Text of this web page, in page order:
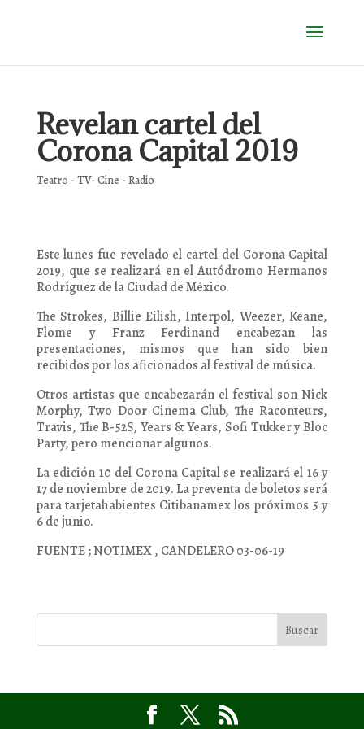
Revelan cartel del
Corona Capital 2019
Teatro - TV- Cine - Radio
Este lunes fue revelado el cartel del Corona Capital
2019, que se realizará en el Autódromo Hermanos
Rodríguez de la Ciudad de México.
The Strokes, Billie Eilish, Interpol, Weezer, Keane,
Flome y Franz Ferdinand encabezan las
presentaciones, mismos que han sido bien
recibidos por los aficionados al festival de música.
Otros artistas que encabezarán el festival son Nick
Morphy, Two Door Cinema Club, The Raconteurs,
Travis, The B-52S, Years & Years, Sofi Tukker y Bloc
Party, pero mencionar algunos.
La edición 10 del Corona Capital se realizará el 16 y
17 de noviembre de 2019. La preventa de boletos será
para tarjetahabientes Citibanamex los próximos 5 y
6 de junio.
FUENTE ; NOTIMEX , CANDELERO 03-06-19